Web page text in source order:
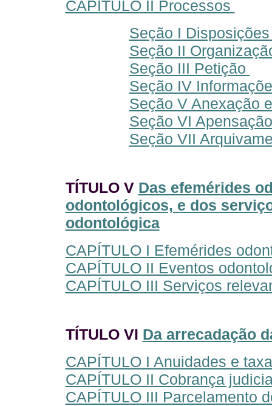
CAPÍTULO II Processos
Seção I
Seção II
Seção III Petição
Seção IV
Seção V Anexação
Seção VI
Seção VII
TÍTULO V Das efemérides
odontológicos, e dos
odontológica
CAPÍTULO I Efemérides
CAPÍTULO II Eventos
CAPÍTULO III Serviços
TÍTULO VI Da arrecadação
CAPÍTULO I Anuidades e
CAPÍTULO II Cobrança
CAPÍTULO III Parcelamento